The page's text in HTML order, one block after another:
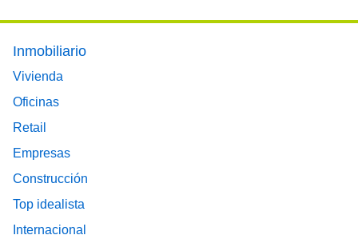
Footer main menu
Inmobiliario
Vivienda
Oficinas
Retail
Empresas
Construcción
Top idealista
Internacional